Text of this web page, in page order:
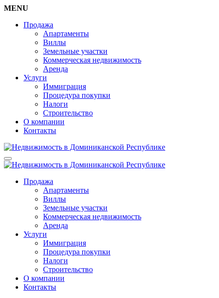
MENU
Продажа
Апартаменты
Виллы
Земельные участки
Коммерческая недвижимость
Аренда
Услуги
Иммиграция
Процедура покупки
Налоги
Строительство
О компании
Контакты
Продажа
Апартаменты
Виллы
Земельные участки
Коммерческая недвижимость
Аренда
Услуги
Иммиграция
Процедура покупки
Налоги
Строительство
О компании
Контакты